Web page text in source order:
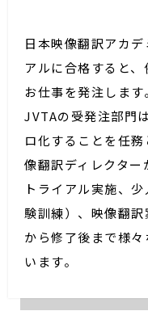
日本映像翻訳アカ
アルに合格すると
お仕事を発注します。
JVTAの受発注部門
ロ化することを任
像翻訳ディレクタ
トライアル実施、
験訓練）、映像翻
から修了後まで様
います。